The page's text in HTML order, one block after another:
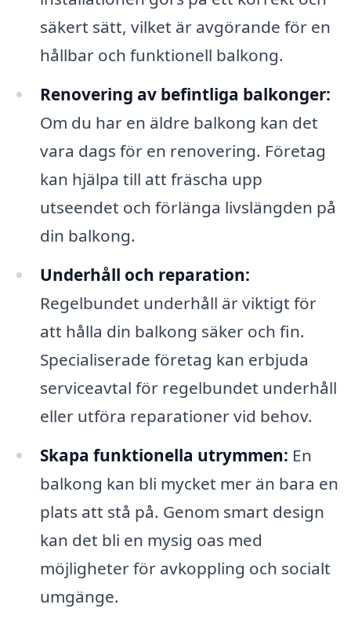
säkert sätt, vilket är avgörande för en
hållbar och funktionell balkong.
Renovering av befintliga balkonger:
Om du har en äldre balkong kan det
vara dags för en renovering. Företag
kan hjälpa till att fräscha upp
utseendet och förlänga livslängden på
din balkong.
Underhåll och reparation:
Regelbundet underhåll är viktigt för
att hålla din balkong säker och fin.
Specialiserade företag kan erbjuda
serviceavtal för regelbundet underhåll
eller utföra reparationer vid behov.
Skapa funktionella utrymmen: En
balkong kan bli mycket mer än bara en
plats att stå på. Genom smart design
kan det bli en mysig oas med
möjligheter för avkoppling och socialt
umgänge.